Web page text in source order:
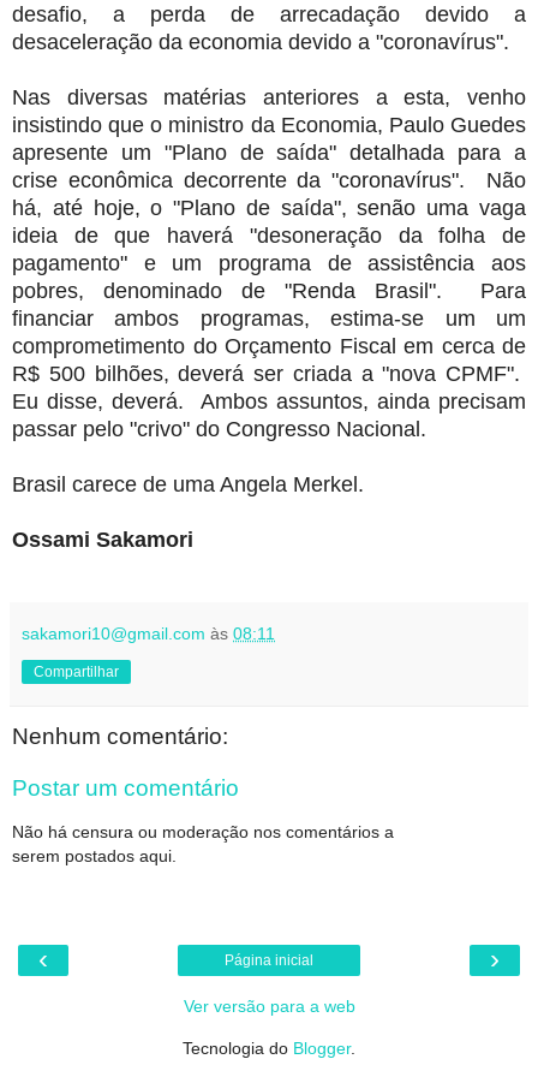
desafio, a perda de arrecadação devido a
desaceleração da economia devido a "coronavírus".
Nas diversas matérias anteriores a esta, venho
insistindo que o ministro da Economia, Paulo Guedes
apresente um "Plano de saída" detalhada para a
crise econômica decorrente da "coronavírus". Não
há, até hoje, o "Plano de saída", senão uma vaga
ideia de que haverá "desoneração da folha de
pagamento" e um programa de assistência aos
pobres, denominado de "Renda Brasil". Para
financiar ambos programas, estima-se um um
comprometimento do Orçamento Fiscal em cerca de
R$ 500 bilhões, deverá ser criada a "nova CPMF".
Eu disse, deverá. Ambos assuntos, ainda precisam
passar pelo "crivo" do Congresso Nacional.
Brasil carece de uma Angela Merkel.
Ossami Sakamori
sakamori10@gmail.com às 08:11
Compartilhar
Nenhum comentário:
Postar um comentário
Não há censura ou moderação nos comentários a
serem postados aqui.
‹ ›
Página inicial
Ver versão para a web
Tecnologia do Blogger.